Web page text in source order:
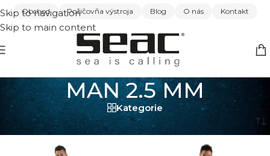
Skip to navigation
Skip to main content
Obchod Požičovňa výstroja Blog O nás Kontakt
MAN 2.5 MM
Kategorie
Domov/ MAN 2.5 MM